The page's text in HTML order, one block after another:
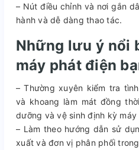
– Nút điều chỉnh và nơi gắn
hành và dễ dàng thao tác.
Những lưu ý nổi
máy phát điện
– Thường xuyên kiểm tra
và khoang làm mát đồng
dưỡng và vệ sinh định kỳ máy
– Làm theo hướng dẫn sử
xuất và đơn vị phân phối